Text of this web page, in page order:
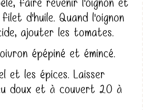
d'huile. Quand l'oignon
ajouter les tomates.
épépiné et émincé.
et les épices. Laisser
doux et à couvert 20 à